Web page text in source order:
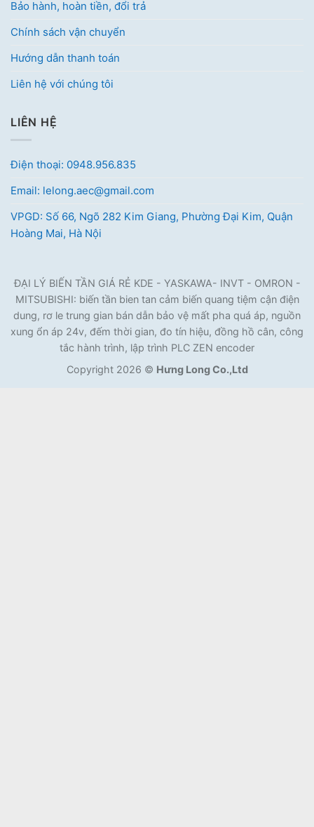
Bảo hành, hoàn tiền, đổi trả
Chính sách vận chuyển
Hướng dẫn thanh toán
Liên hệ với chúng tôi
LIÊN HỆ
Điện thoại: 0948.956.835
Email: lelong.aec@gmail.com
VPGD: Số 66, Ngõ 282 Kim Giang, Phường Đại Kim, Quận
Hoàng Mai, Hà Nội
ĐẠI LÝ BIẾN TẦN GIÁ RẺ KDE - YASKAWA- INVT - OMRON -
MITSUBISHI: biến tần bien tan cảm biến quang tiệm cận điện
dung, rơ le trung gian bán dẫn bảo vệ mất pha quá áp, nguồn
xung ổn áp 24v, đếm thời gian, đo tín hiệu, đồng hồ cân, công
tắc hành trình, lập trình PLC ZEN encoder
Copyright 2026 © Hưng Long Co.,Ltd